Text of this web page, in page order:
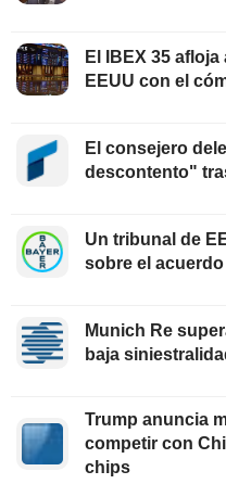
El IBEX 35
EEUU con el
El consejero
descontento"
Un tribunal de
sobre el
Munich Re
baja
Trump anuncia
competir con
chips